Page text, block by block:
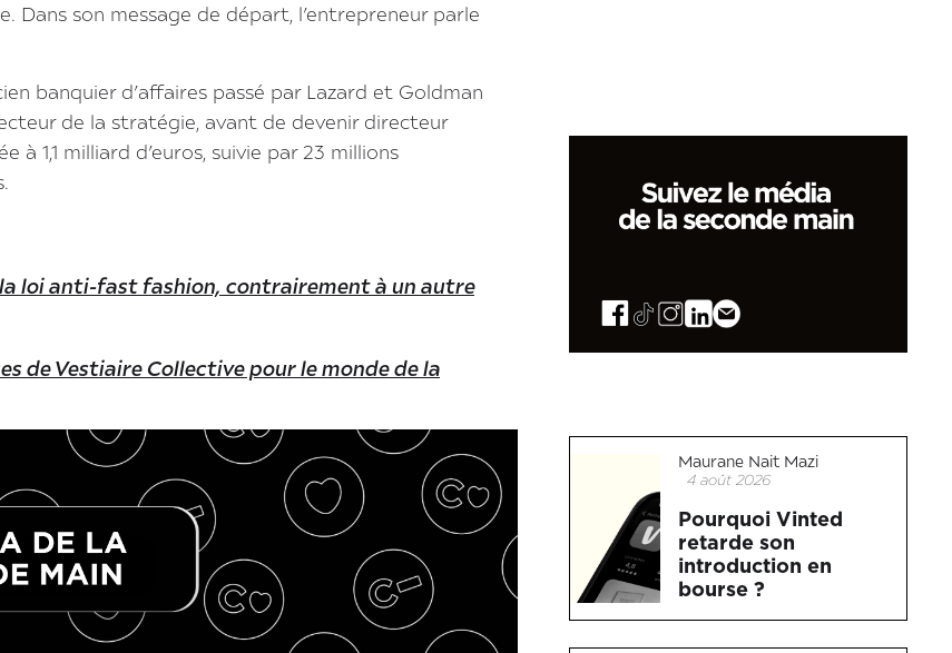
Dans son message de départ, l’entrepreneur parle
banquier d’affaires passé par Lazard et Goldman
de la stratégie, avant de devenir directeur
à 1,1 milliard d’euros, suivie par 23 millions
loi anti-fast fashion, contrairement à un autre
de Vestiaire Collective pour le monde de la
Maurane Nait Mazi
4 août 2026
Pourquoi Vinted
retarde son
introduction en
bourse ?